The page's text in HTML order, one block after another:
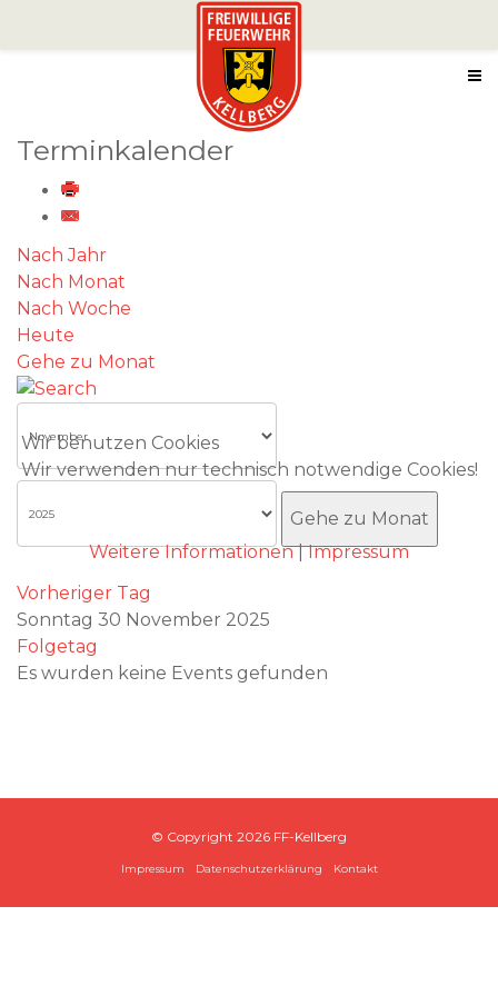
Terminkalender
Nach Jahr
Nach Monat
Nach Woche
Heute
Gehe zu Monat
Gehe zu Monat
Vorheriger Tag
Sonntag 30 November 2025
Folgetag
Es wurden keine Events gefunden
© Copyright 2026 FF-Kellberg
Impressum Datenschutzerklärung Kontakt
Wir benutzen Cookies
Wir verwenden nur technisch notwendige Cookies!
Akzeptieren
Weitere Informationen|Impressum